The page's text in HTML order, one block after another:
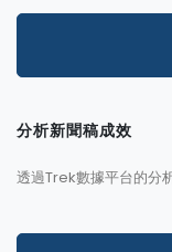
分析新聞稿成效
透過Trek數據平台的分